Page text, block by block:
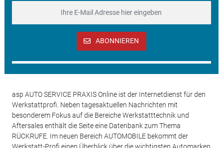
ABONNIEREN
asp AUTO SERVICE PRAXIS Online ist der Internetdienst für den
Werkstattprofi. Neben tagesaktuellen Nachrichten mit
besonderem Fokus auf die Bereiche Werkstatttechnik und
Aftersales enthält die Seite eine Datenbank zum Thema
RÜCKRUFE. Im neuen Bereich AUTOMOBILE bekommt der